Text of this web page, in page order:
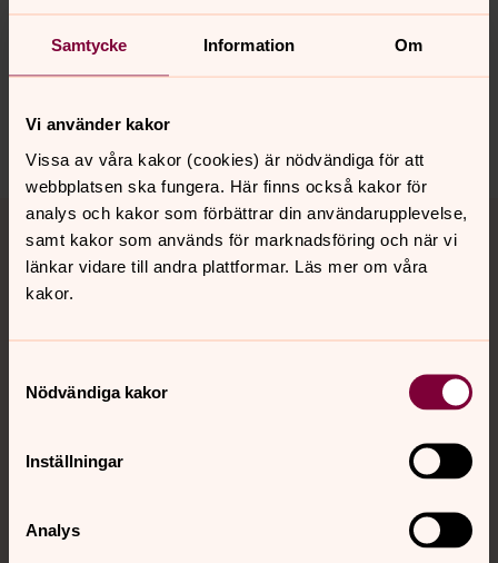
Samtycke Information Om
Vi använder kakor
Vissa av våra kakor (cookies) är nödvändiga för att
webbplatsen ska fungera. Här finns också kakor för
analys och kakor som förbättrar din användarupplevelse,
samt kakor som används för marknadsföring och när vi
länkar vidare till andra plattformar. Läs mer om våra
kakor.
Nödvändiga kakor
Inställningar
Analys
Senast ändrad 8 april 2026
Synpunkter eller frågor på sidans
innehåll?
Dela
Tillbaka till toppen
Tillbaka till innehållet
Kalender